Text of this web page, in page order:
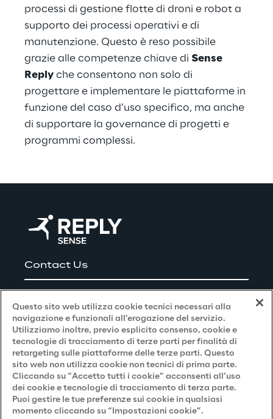
processi di gestione flotte di droni e robot a
supporto dei processi operativi e di
manutenzione. Questo è reso possibile
grazie alle competenze chiave di Sense
Reply che consentono non solo di
progettare e implementare le piattaforme in
funzione del caso d’uso specifico, ma anche
di supportare la governance di progetti e
programmi complessi.
Contact Us
Privacy and Legal
Privacy & Cookie Policy
Privacy Notice(Candidato)
Privacy Notice(Cliente)
Questo sito web utilizza cookie tecnici necessari alla
navigazione e funzionali all’erogazione del servizio.
Utilizziamo inoltre, previo esplicito consenso, cookie e
tecnologie di tracciamento di terze parti per finalità di
retargeting sulle piattaforme delle terze parti. Questo
sito web non utilizza cookie non tecnici di prima parte.
Cliccando su “Accetto tutti i cookie” acconsenti all’uso
dei cookie e tecnologie di tracciamento di terza parte.
Puoi gestire le tue preferenze sui cookie in qualsiasi
momento cliccando su “Impostazioni cookie”.